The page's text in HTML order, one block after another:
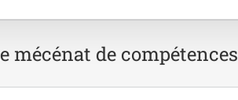
mécénat de compétences